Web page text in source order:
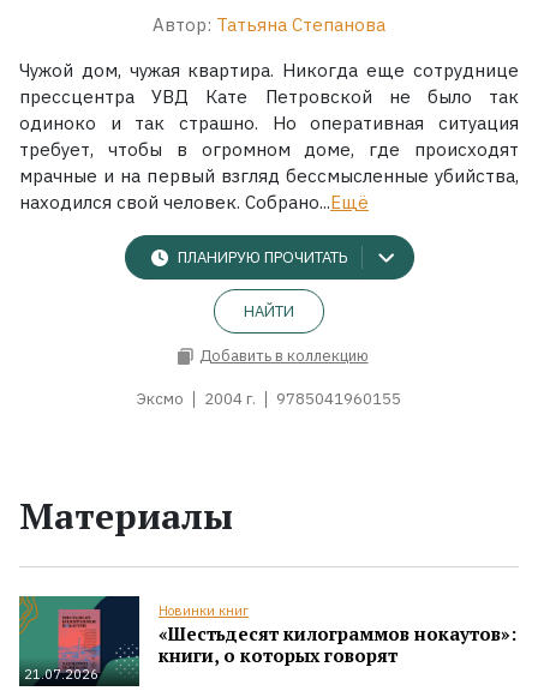
Автор: Татьяна Степанова
Чужой дом, чужая квартира. Никогда еще сотруднице
прессцентра УВД Кате Петровской не было так
одиноко и так страшно. Но оперативная ситуация
требует, чтобы в огромном доме, где происходят
мрачные и на первый взгляд бессмысленные убийства,
находился свой человек. Собрано...Ещё
ПЛАНИРУЮ ПРОЧИТАТЬ
НАЙТИ
Добавить в коллекцию
Эксмо 2004 г. 9785041960155
Материалы
21.07.2026
Новинки книг
«Шестьдесят килограммов нокаутов»:
книги, о которых говорят